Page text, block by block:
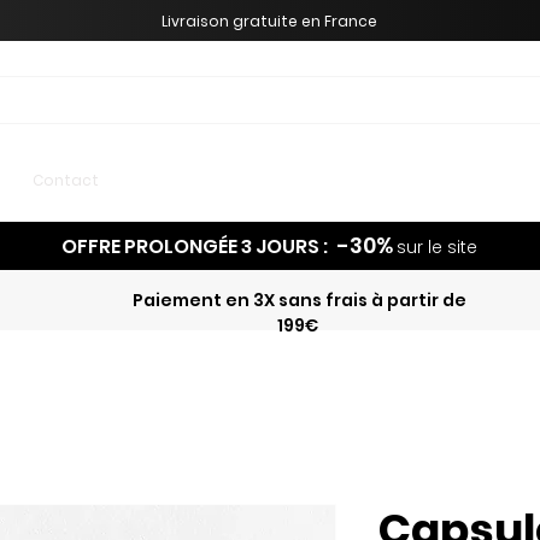
Livraison gratuite en France
Contact
OFFRE PROLONGÉE 3 JOURS : -30% sur le site
Paiement en 3X sans frais à partir de
199€